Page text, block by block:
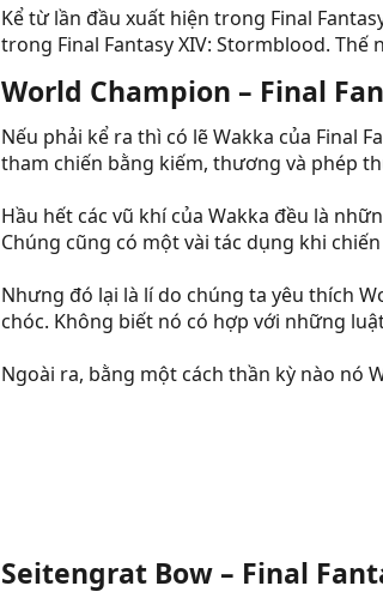
Kể từ lần đầu xuất hiện trong Final
trong Final Fantasy XIV: Stormblood.
World Champion – Final
Nếu phải kể ra thì có lẽ Wakka của Final
tham chiến bằng kiếm, thương và phép
Hầu hết các vũ khí của Wakka đều là
Chúng cũng có một vài tác dụng khi
Nhưng đó lại là lí do chúng ta yêu thích
chóc. Không biết nó có hợp với những
Ngoài ra, bằng một cách thần kỳ nào nó
Seitengrat Bow – Final